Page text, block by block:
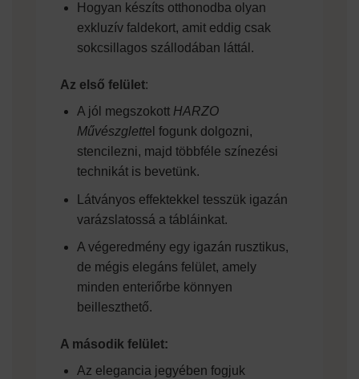
Hogyan készíts otthonodba olyan
exkluzív faldekort, amit eddig csak
sokcsillagos szállodában láttál.
Az első felület:
A jól megszokott HARZO
Művészglettel fogunk dolgozni,
stencilezni, majd többféle színezési
technikát is bevetünk.
Látványos effektekkel tesszük igazán
varázslatossá a tábláinkat.
A végeredmény egy igazán rusztikus,
de mégis elegáns felület, amely
minden enteriőrbe könnyen
beilleszthető.
A második felület:
Az elegancia jegyében fogjuk